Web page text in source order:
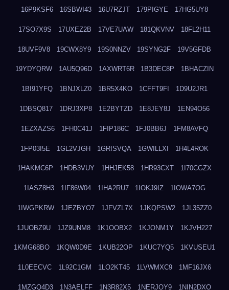
16P9KSF6 16SBWI43 16U7RZJT 179PIGYE 17HG5UY8
17SO7X9S 17UXEZ2B 17VE7UAW 181QKVNV 18FL2H11
18UVF9V8 19CWX8Y9 19S0NNZV 19SYNG2F 19V5GFDB
19YDYQRW 1AU5Q96D 1AXWRT6R 1B3DEC8P 1BHACZIN
1BI91YFQ 1BNJXLZ0 1BR5X4KO 1CFFT9FI 1D9U2JR1
1DBSQ817 1DRJ3XP8 1E2BYTZD 1E8JEY8J 1EN94O56
1EZXAZS6 1FH0C41J 1FIP186C 1FJ0BB6J 1FM8AVFQ
1FP03I5E 1GL2VJGH 1GRISVQA 1GWILLXI 1H4L4ROK
1HAKMC6P 1HDB3VUY 1HHJEK58 1HR93CXT 1I70CGZX
1IASZ8H3 1IF86W04 1IHA2RU7 1IOKJ9IZ 1IOWA7OG
1IWGPKRW 1JEZBYO7 1JFVZL7X 1JKQPSW2 1JL35ZZ0
1JUOBZ9U 1JZ9UNM8 1K1OOBX2 1KJONM1Y 1KJVH227
1KMG68BO 1KQW0D9E 1KUB22OP 1KUC7YQ5 1KVUSEU1
1L0EECVC 1L92C1GM 1LO2KT45 1LVWMXC9 1MF16JX6
1MZGQ4D3 1N3AELFF 1N3R82X5 1NERJOY9 1NIN2DXO